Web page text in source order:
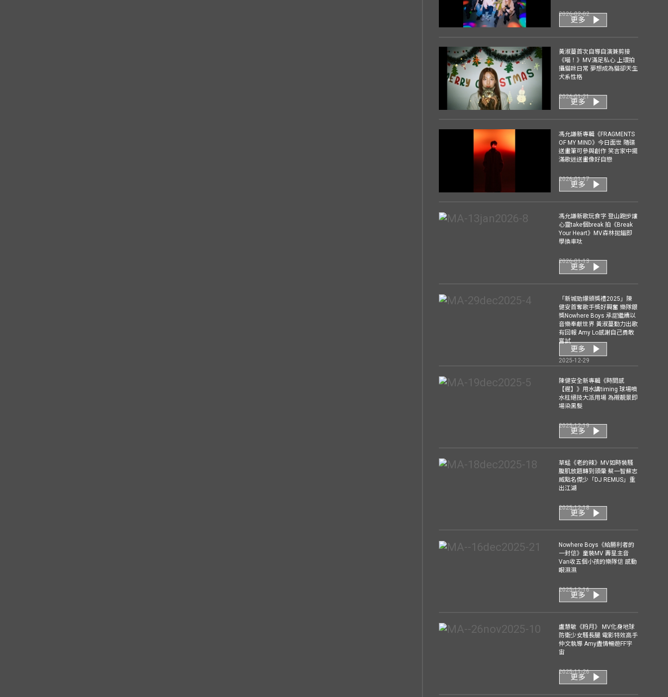
2026-02-02
更多
黃淑蔓首次自導自演兼剪接
《喵！》MV滿足私心 上環拍
攝貓咪日常 夢想成為貓卻天生
犬系性格
2026-01-21
更多
馮允謙新專輯《FRAGMENTS
OF MY MIND》今日面世 隨碟
送畫筆可參與創作 笑言家中擺
滿歌迷送畫像好自戀
2026-01-17
更多
馮允謙新歌玩食字 登山跑步讓
心靈take個break 拍《Break
Your Heart》MV森林拋錨即
學換車呔
2026-01-13
更多
「新城勁爆頒獎禮2025」陳
健安首奪歌手獎好興奮 樂隊銀
獎Nowhere Boys 承諾繼續以
音樂奉獻世界 黃淑蔓勤力出歌
有回報 Amy Lo感謝自己勇敢
嘗試
2025-12-29
更多
陳健安全新專輯《時間感
【遲】》用水講timing 球場噴
水柱絕技大派用場 為襯靚景即
場染黑髮
2025-12-19
更多
草蜢《老的辣》MV如時裝騷
腹肌放題轉到頭暈 蔡一智蘇志
威點名傑少「DJ REMUS」重
出江湖
2025-12-18
更多
Nowhere Boys《給勝利者的
一封信》童裝MV 壽星主音
Van收五個小孩的樂隊信 感動
眼濕濕
2025-12-16
更多
盧慧敏《粉月》 MV化身地球
防衛少女騷長腿 電影特效高手
仲文執導 Amy盡情暢遊FF宇
宙
2025-11-26
更多